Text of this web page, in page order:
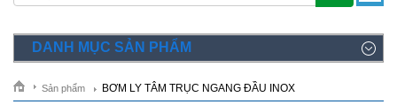
DANH MỤC SẢN PHẨM
Sản phẩm BƠM LY TÂM TRỤC NGANG ĐẦU INOX